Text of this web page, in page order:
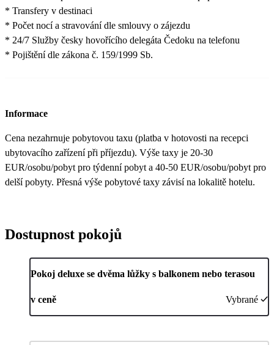
* Transfery v destinaci
* Počet nocí a stravování dle smlouvy o zájezdu
* 24/7 Služby česky hovořícího delegáta Čedoku na telefonu
* Pojištění dle zákona č. 159/1999 Sb.
Informace
Cena nezahrnuje pobytovou taxu (platba v hotovosti na recepci
ubytovacího zařízení při příjezdu). Výše taxy je 20-30
EUR/osobu/pobyt pro týdenní pobyt a 40-50 EUR/osobu/pobyt pro
delší pobyty. Přesná výše pobytové taxy závisí na lokalitě hotelu.
Dostupnost pokojů
Pokoj deluxe se dvěma lůžky s balkonem nebo terasou
v ceně Vybrané